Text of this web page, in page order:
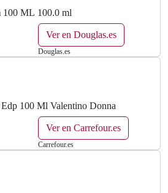
100 ML 100.0 ml
Ver en Douglas.es
Douglas.es
100 Ml Valentino Donna
Ver en Carrefour.es
Carrefour.es